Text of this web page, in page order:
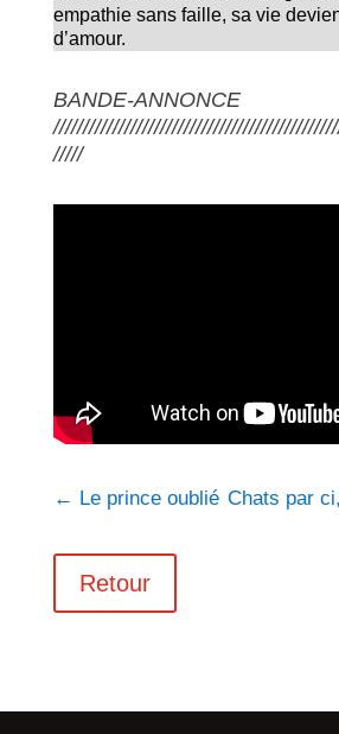
empathie sans faille, sa vie
d’amour.
BANDE-ANNONCE
/////
← Le prince oublié Chats par
Retour